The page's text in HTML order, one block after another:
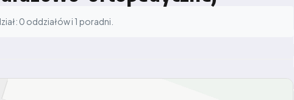
0 oddziałów i 1 poradni.